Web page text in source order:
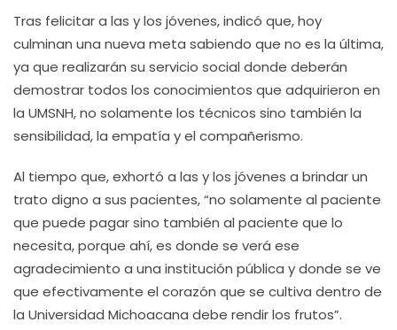
Tras felicitar a las y los jóvenes, indicó que, hoy
culminan una nueva meta sabiendo que no es la última,
ya que realizarán su servicio social donde deberán
demostrar todos los conocimientos que adquirieron en
la UMSNH, no solamente los técnicos sino también la
sensibilidad, la empatía y el compañerismo.
Al tiempo que, exhortó a las y los jóvenes a brindar un
trato digno a sus pacientes, “no solamente al paciente
que puede pagar sino también al paciente que lo
necesita, porque ahí, es donde se verá ese
agradecimiento a una institución pública y donde se ve
que efectivamente el corazón que se cultiva dentro de
la Universidad Michoacana debe rendir los frutos”.